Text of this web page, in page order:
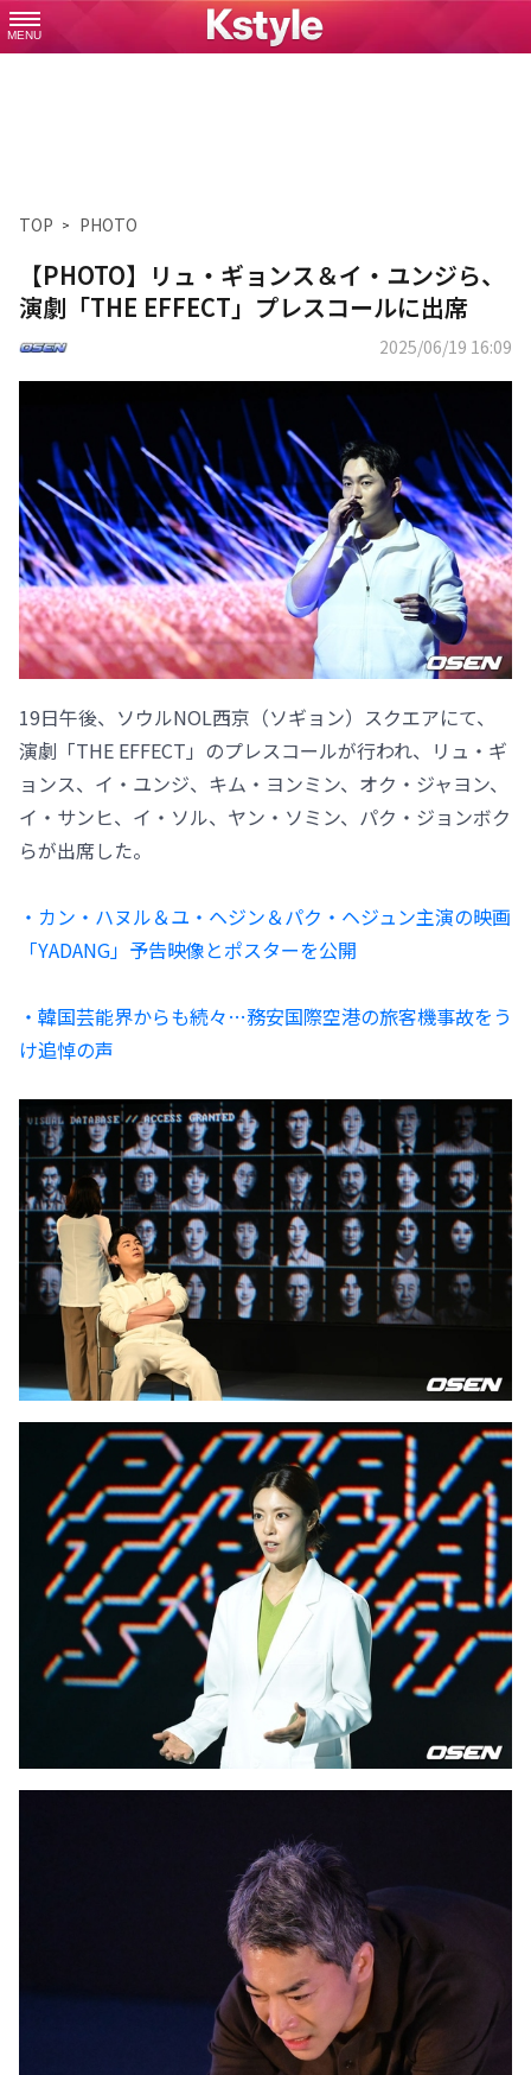
MENU
TOP PHOTO
【PHOTO】リュ・ギョンス＆イ・ユンジら、
演劇「THE EFFECT」プレスコールに出席
2025/06/19 16:09
19日午後、ソウルNOL西京（ソギョン）スクエアにて、
演劇「THE EFFECT」のプレスコールが行われ、リュ・ギ
ョンス、イ・ユンジ、キム・ヨンミン、オク・ジャヨン、
イ・サンヒ、イ・ソル、ヤン・ソミン、パク・ジョンボク
らが出席した。
・カン・ハヌル＆ユ・ヘジン＆パク・ヘジュン主演の映画
「YADANG」予告映像とポスターを公開
・韓国芸能界からも続々…務安国際空港の旅客機事故をう
け追悼の声